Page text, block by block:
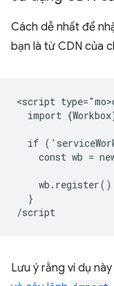
Cách dễ nhất để
bạn là từ CDN của
<script
import
if
const wb =
  }
Lưu ý rằng ví dụ